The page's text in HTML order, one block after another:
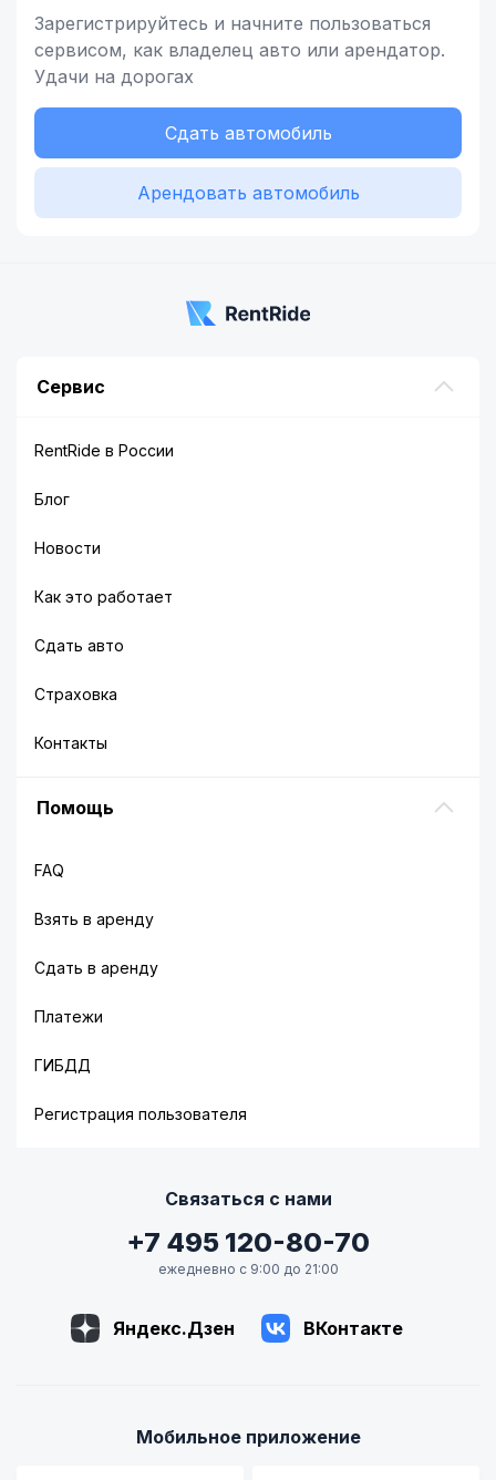
Зарегистрируйтесь и начните пользоваться
сервисом, как владелец авто или арендатор.
Удачи на дорогах
Сдать автомобиль
Арендовать автомобиль
Сервис
RentRide в России
Блог
Новости
Как это работает
Сдать авто
Страховка
Контакты
Помощь
FAQ
Взять в аренду
Сдать в аренду
Платежи
ГИБДД
Регистрация пользователя
Связаться с нами
+7 495 120-80-70
ежедневно с 9:00 до 21:00
Яндекс.Дзен ВКонтакте
Мобильное приложение